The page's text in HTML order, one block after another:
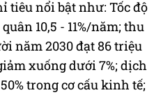
tiêu nổi bật như: Tốc độ
10,5 - 11%/năm; thu
năm 2030 đạt 86 triệu
xuống dưới 7%; dịch
trong cơ cấu kinh tế;